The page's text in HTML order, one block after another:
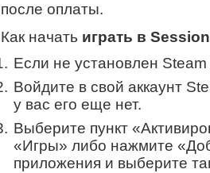
после оплаты.
Как начать играть в
Если не установлен
Войдите в свой аккаунт
у вас его еще нет.
Выберите пункт
«Игры» либо нажмите
приложения и выберите